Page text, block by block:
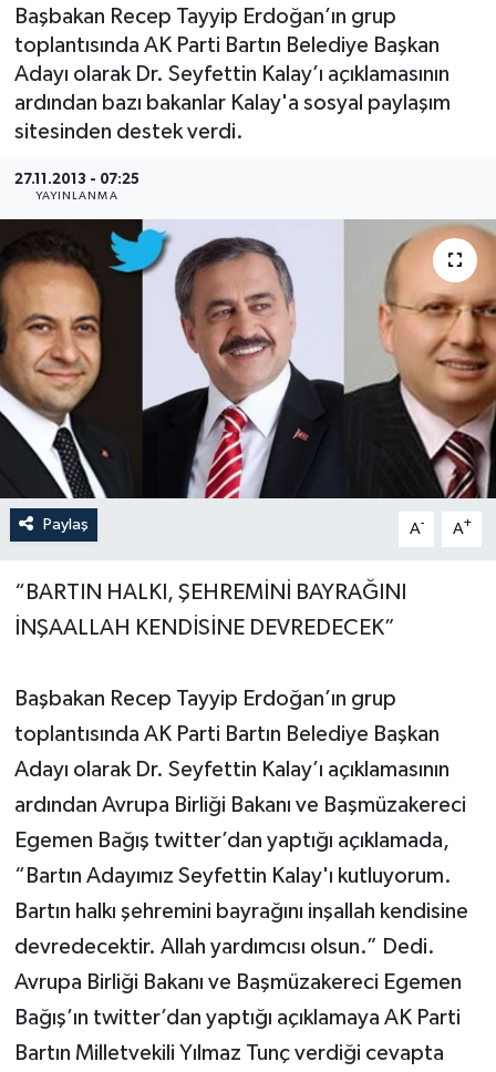
Başbakan Recep Tayyip Erdoğan’ın grup
toplantısında AK Parti Bartın Belediye Başkan
Adayı olarak Dr. Seyfettin Kalay’ı açıklamasının
ardından bazı bakanlar Kalay'a sosyal paylaşım
sitesinden destek verdi.
27.11.2013 - 07:25
YAYINLANMA
Paylaş A- A+
“BARTIN HALKI, ŞEHREMİNİ BAYRAĞINI
İNŞAALLAH KENDİSİNE DEVREDECEK”
Başbakan Recep Tayyip Erdoğan’ın grup
toplantısında AK Parti Bartın Belediye Başkan
Adayı olarak Dr. Seyfettin Kalay’ı açıklamasının
ardından Avrupa Birliği Bakanı ve Başmüzakereci
Egemen Bağış twitter’dan yaptığı açıklamada,
“Bartın Adayımız Seyfettin Kalay'ı kutluyorum.
Bartın halkı şehremini bayrağını inşallah kendisine
devredecektir. Allah yardımcısı olsun.” Dedi.
Avrupa Birliği Bakanı ve Başmüzakereci Egemen
Bağış’ın twitter’dan yaptığı açıklamaya AK Parti
Bartın Milletvekili Yılmaz Tunç verdiği cevapta
Medya
Sağlık
Siyaset
Spor
Tarım
Turizm
Yaşam
Yerel Yönetimler
DÜNYA